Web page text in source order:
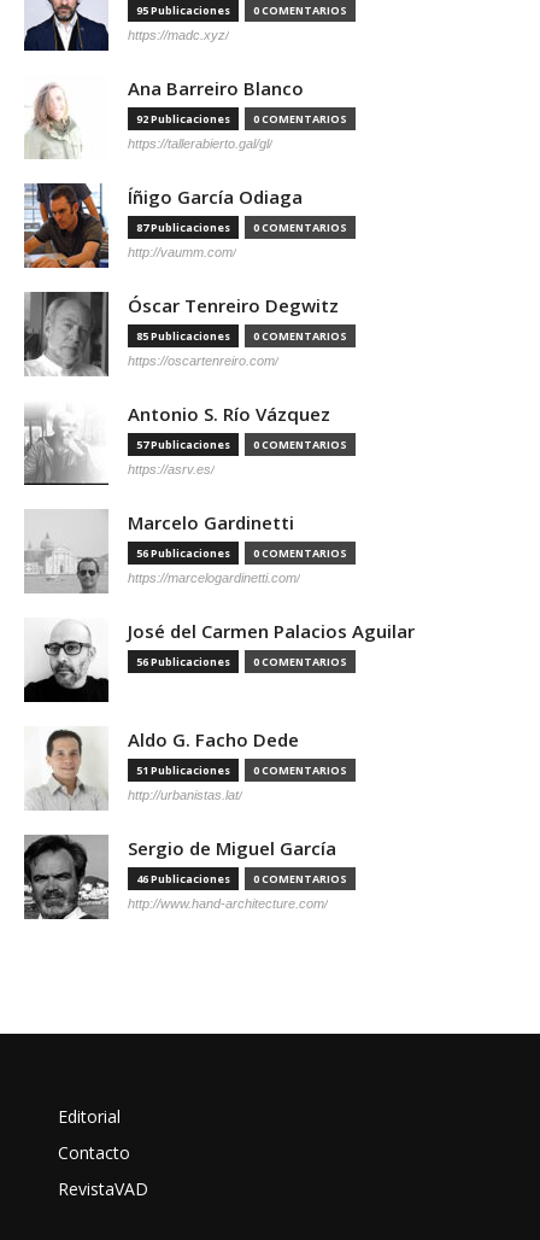
95 Publicaciones 0 COMENTARIOS
https://madc.xyz/
Ana Barreiro Blanco
92 Publicaciones 0 COMENTARIOS
https://tallerabierto.gal/gl/
Íñigo García Odiaga
87 Publicaciones 0 COMENTARIOS
http://vaumm.com/
Óscar Tenreiro Degwitz
85 Publicaciones 0 COMENTARIOS
https://oscartenreiro.com/
Antonio S. Río Vázquez
57 Publicaciones 0 COMENTARIOS
https://asrv.es/
Marcelo Gardinetti
56 Publicaciones 0 COMENTARIOS
https://marcelogardinetti.com/
José del Carmen Palacios Aguilar
56 Publicaciones 0 COMENTARIOS
Aldo G. Facho Dede
51 Publicaciones 0 COMENTARIOS
http://urbanistas.lat/
Sergio de Miguel García
46 Publicaciones 0 COMENTARIOS
http://www.hand-architecture.com/
Editorial
Contacto
RevistaVAD